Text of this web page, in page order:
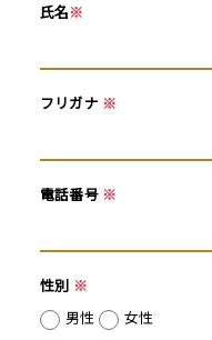
氏名※
フリガナ ※
電話番号 ※
性別 ※
男性
女性